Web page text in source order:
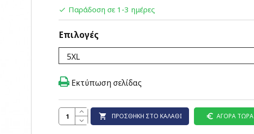
Παράδοση σε 1-3 ημέρες
Επιλογές
ΠΡΟΣΘΉΚΗ ΣΤΟ ΚΑΛΆΘΙ ΑΓΟΡΆ ΤΏΡΑ
Εκτύπωση σελίδας